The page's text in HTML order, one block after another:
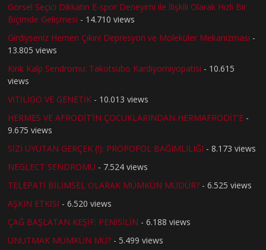
Görsel Seçici Dikkatin E-spor Deneyimi ile İlişkili Olarak Hızlı Bir
Biçimde Gelişmesi - 14.710 views
Girdiyseniz Hemen Çıkın! Depresyon ve Moleküler Mekanizması -
13.805 views
Kırık Kalp Sendromu: Takotsubo Kardiyomiyopatisi - 10.615
views
VİTİLİGO VE GENETİK - 10.013 views
HERMES VE AFRODİT’İN ÇOCUKLARINDAN HERMAFRODİT’E -
9.675 views
SİZİ UYUTAN GERÇEK (!): PROPOFOL BAĞIMLILIĞI - 8.173 views
NEGLECT SENDROMU - 7.524 views
TELEPATİ BİLİMSEL OLARAK MÜMKÜN MÜDÜR? - 6.525 views
AŞKIN ETKİSİ - 6.520 views
ÇAĞ BAŞLATAN KEŞİF: PENİSİLİN - 6.188 views
UNUTMAK MÜMKÜN MÜ? - 5.499 views